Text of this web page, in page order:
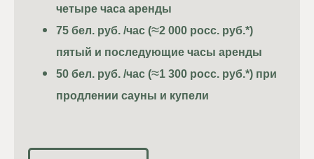
четыре часа аренды
75 бел. руб. /час (≈2 000 росс. руб.*)
пятый и последующие часы аренды
50 бел. руб. /час (≈1 300 росс. руб.*) при
продлении сауны и купели